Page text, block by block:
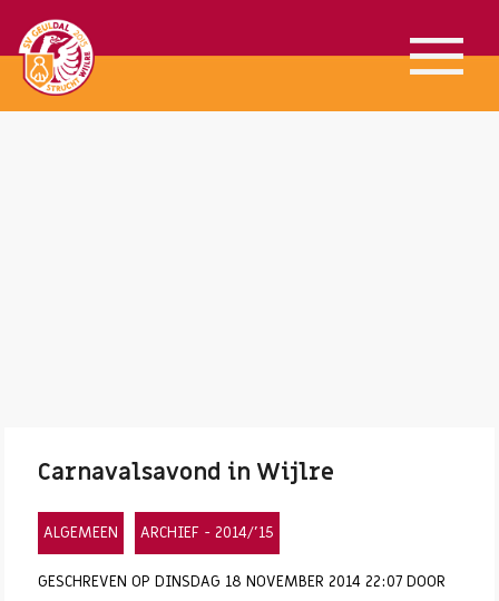
Carnavalsavond in Wijlre
ALGEMEEN ARCHIEF - 2014/'15
GESCHREVEN OP DINSDAG 18 NOVEMBER 2014 22:07 DOOR